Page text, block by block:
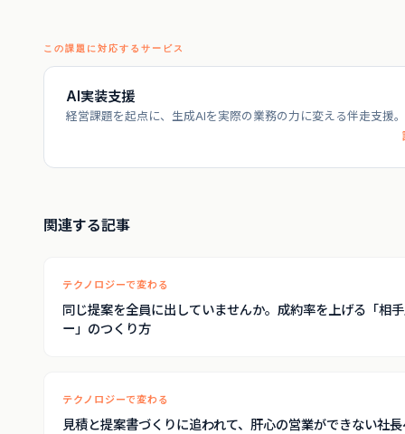
この課題に対応するサービス
AI実装支援
経営課題を起点に、生成AIを実際の業務の力に変える伴走支援。
関連する記事
テクノロジーで変わる
同じ提案を全員に出していませんか。成約率を上げる「相
ー」のつくり方
テクノロジーで変わる
見積と提案書づくりに追われて、肝心の営業ができない社長